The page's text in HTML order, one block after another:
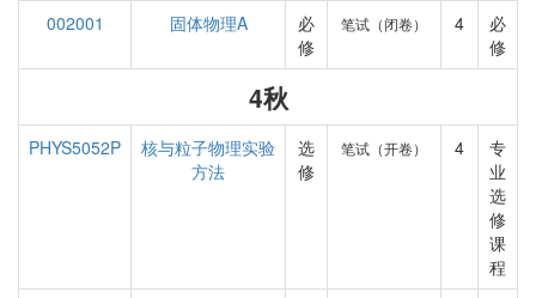
002001
固体物理A
必
修
笔试（闭卷） 4
必
修
4秋
PHYS5052P
核与粒子物理实验
方法
选
修
笔试（开卷） 4
专
业
选
修
课
程